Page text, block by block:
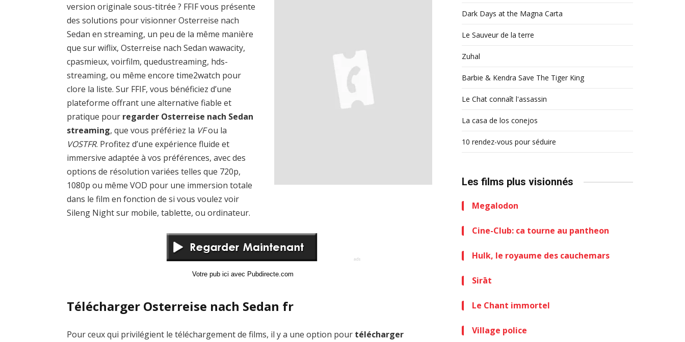
version originale sous-titrée ? FFIF vous présente
des solutions pour visionner Osterreise nach
Sedan en streaming, un peu de la même manière
que sur wiflix, Osterreise nach Sedan wawacity,
cpasmieux, voirfilm, quedustreaming, hds-
streaming, ou même encore time2watch pour
clore la liste. Sur FFIF, vous bénéficiez d’une
plateforme offrant une alternative fiable et
pratique pour regarder Osterreise nach Sedan
streaming, que vous préfériez la VFou la
VOSTFR. Profitez d’une expérience fluide et
immersive adaptée à vos préférences, avec des
options de résolution variées telles que 720p,
1080p ou même VOD pour une immersion totale
dans le film en fonction de si vous voulez voir
Sileng Night sur mobile, tablette, ou ordinateur.
Votre pub ici avec Pubdirecte.com
Télécharger Osterreise nach Sedan fr
Pour ceux qui privilégient le téléchargement de films, il y a une option pour télécharger
Dark Days at the Magna Carta
Le Sauveur de la terre
Zuhal
Barbie & Kendra Save The Tiger King
Le Chat connaît l'assassin
La casa de los conejos
10 rendez-vous pour séduire
Les films plus visionnés
Megalodon
Cine-Club: ca tourne au pantheon
Hulk, le royaume des cauchemars
Sirāt
Le Chant immortel
Village police